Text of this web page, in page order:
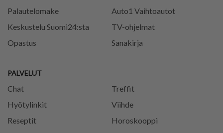
Palautelomake
Keskustelu Suomi24:sta
Opastus
PALVELUT
Chat
Treffit
Hyötylinkit
Viihde
Reseptit
Horoskooppi
Auto1 Vaihtoautot
TV-ohjelmat
Sanakirja